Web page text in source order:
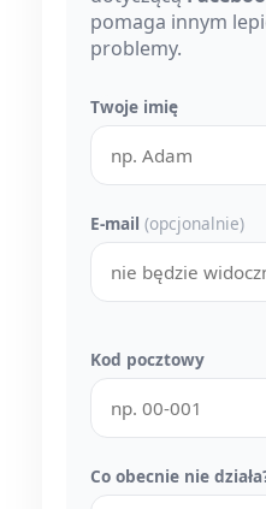
pomaga innym
problemy.
Twoje imię
E-mail (opcjonalnie)
Kod pocztowy
Co obecnie nie